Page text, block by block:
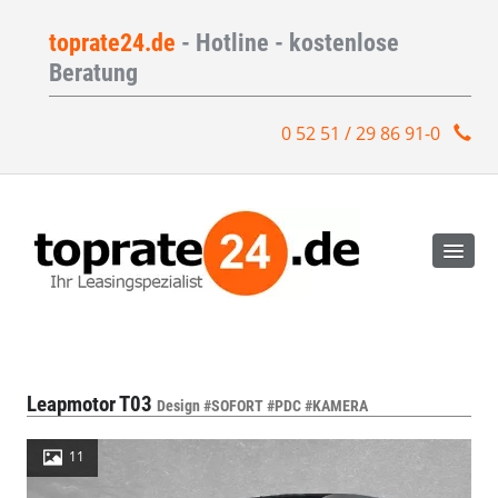
toprate24.de - Hotline - kostenlose
Beratung
0 52 51 / 29 86 91-0
Leapmotor T03 Design #SOFORT #PDC #KAMERA
11